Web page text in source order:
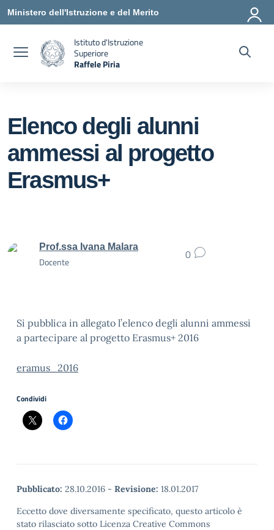
Vai ai contenuti
Vai al menu di navigazione
Vai al footer
Ministero dell'Istruzione e del Merito
Istituto d'Istruzione
Superiore
Raffele Piria
Elenco degli alunni
ammessi al progetto
Erasmus+
Prof.ssa Ivana Malara
Docente
0
Si pubblica in allegato l’elenco degli alunni ammessi
a partecipare al progetto Erasmus+ 2016
eramus_2016
Condividi
Pubblicato: 28.10.2016 - Revisione: 18.01.2017
Eccetto dove diversamente specificato, questo articolo è
stato rilasciato sotto Licenza Creative Commons